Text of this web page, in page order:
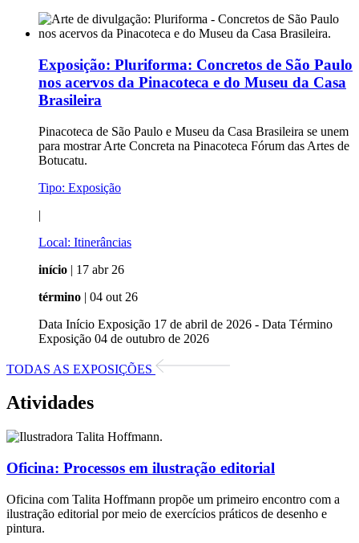
Exposição: Pluriforma: Concretos de São Paulo
nos acervos da Pinacoteca e do Museu da Casa
Brasileira
Pinacoteca de São Paulo e Museu da Casa Brasileira se unem
para mostrar Arte Concreta na Pinacoteca Fórum das Artes de
Botucatu.
Tipo: Exposição
|
Local: Itinerâncias
início | 17 abr 26
término | 04 out 26
Data Início Exposição 17 de abril de 2026 - Data Término
Exposição 04 de outubro de 2026
TODAS AS EXPOSIÇÕES
Atividades
Oficina: Processos em ilustração editorial
Oficina com Talita Hoffmann propõe um primeiro encontro com a
ilustração editorial por meio de exercícios práticos de desenho e
pintura.